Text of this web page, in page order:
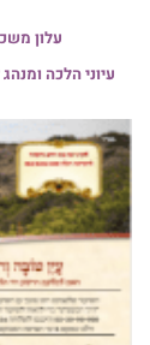
עלון
עיוני הלכה